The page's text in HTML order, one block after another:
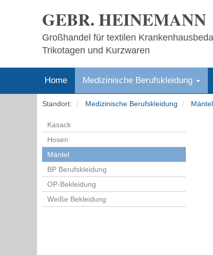
GEBR. HEINEMANN
Großhandel für textilen
Trikotagen und Kurzwaren
Home Medizinische Berufskleidung
Standort: Medizinische Berufskleidung Mäntel
Kasack
Hosen
Mäntel
BP Berufskleidung
OP-Bekleidung
Weiße Bekleidung